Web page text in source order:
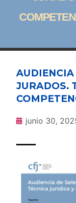
AUDIENCIA
JURADOS.
junio 30,